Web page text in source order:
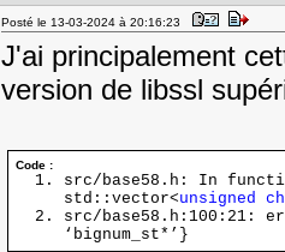
Posté le 13-03-2024 à 20:16:23
J'ai principalement
version de libssl
Code :
src/base58.h: In
std::vector<unsigned
src/base58.h:100:21:
‘bignum_st*’}